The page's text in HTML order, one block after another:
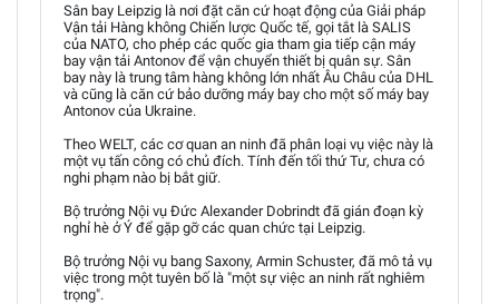
Sân bay Leipzig là nơi đặt căn cứ hoạt động của Giải pháp
Vận tải Hàng không Chiến lược Quốc tế, gọi tắt là SALIS
của NATO, cho phép các quốc gia tham gia tiếp cận máy
bay vận tải Antonov để vận chuyển thiết bị quân sự. Sân
bay này là trung tâm hàng không lớn nhất Âu Châu của DHL
và cũng là căn cứ bảo dưỡng máy bay cho một số máy bay
Antonov của Ukraine.
Theo WELT, các cơ quan an ninh đã phân loại vụ việc này là
một vụ tấn công có chủ đích. Tính đến tối thứ Tư, chưa có
nghi phạm nào bị bắt giữ.
Bộ trưởng Nội vụ Đức Alexander Dobrindt đã gián đoạn kỳ
nghỉ hè ở Ý để gặp gỡ các quan chức tại Leipzig.
Bộ trưởng Nội vụ bang Saxony, Armin Schuster, đã mô tả vụ
việc trong một tuyên bố là "một sự việc an ninh rất nghiêm
trọng".